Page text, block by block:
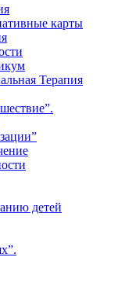
карты
Терапия
детей